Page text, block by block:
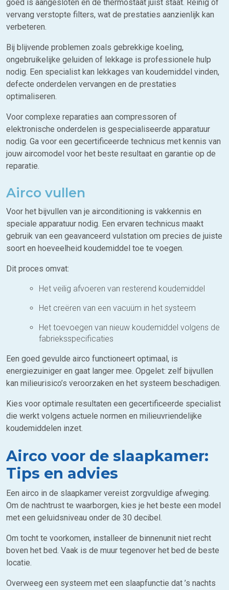
goed is aangesloten en de thermostaat juist staat. Reinig of
vervang verstopte filters, wat de prestaties aanzienlijk kan
verbeteren.
Bij blijvende problemen zoals gebrekkige koeling,
ongebruikelijke geluiden of lekkage is professionele hulp
nodig. Een specialist kan lekkages van koudemiddel vinden,
defecte onderdelen vervangen en de prestaties
optimaliseren.
Voor complexe reparaties aan compressoren of
elektronische onderdelen is gespecialiseerde apparatuur
nodig. Ga voor een gecertificeerde technicus met kennis van
jouw aircomodel voor het beste resultaat en garantie op de
reparatie.
Airco vullen
Voor het bijvullen van je airconditioning is vakkennis en
speciale apparatuur nodig. Een ervaren technicus maakt
gebruik van een geavanceerd vulstation om precies de juiste
soort en hoeveelheid koudemiddel toe te voegen.
Dit proces omvat:
Het veilig afvoeren van resterend koudemiddel
Het creëren van een vacuüm in het systeem
Het toevoegen van nieuw koudemiddel volgens de
fabrieksspecificaties
Een goed gevulde airco functioneert optimaal, is
energiezuiniger en gaat langer mee. Opgelet: zelf bijvullen
kan milieurisico’s veroorzaken en het systeem beschadigen.
Kies voor optimale resultaten een gecertificeerde specialist
die werkt volgens actuele normen en milieuvriendelijke
koudemiddelen inzet.
Airco voor de slaapkamer:
Tips en advies
Een airco in de slaapkamer vereist zorgvuldige afweging.
Om de nachtrust te waarborgen, kies je het beste een model
met een geluidsniveau onder de 30 decibel.
Om tocht te voorkomen, installeer de binnenunit niet recht
boven het bed. Vaak is de muur tegenover het bed de beste
locatie.
Overweeg een systeem met een slaapfunctie dat ’s nachts